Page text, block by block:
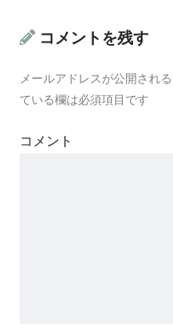
コメントを残す
メールアドレスが公開され
ている欄は必須項目です
コメント